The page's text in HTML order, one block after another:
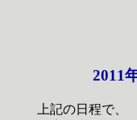
2011
上記の日程で